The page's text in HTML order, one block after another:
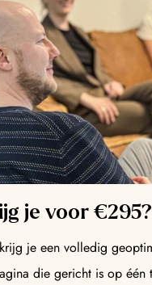
je voor €295?
je een volledig
die gericht is op één